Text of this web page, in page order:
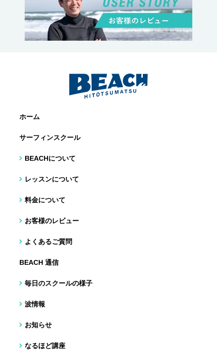
ホーム
サーフィンスクール
BEACHについて
レッスンについて
料金について
お客様のレビュー
よくあるご質問
BEACH 通信
毎日のスクールの様子
波情報
お知らせ
なるほど講座